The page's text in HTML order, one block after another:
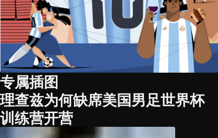
专属插图
理查兹为何缺席美国男足世界杯
训练营开营